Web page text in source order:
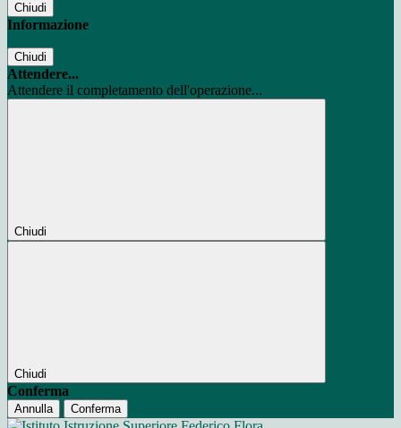
Chiudi
Informazione
Chiudi
Attendere...
Attendere il completamento dell'operazione...
Chiudi
Chiudi
Conferma
Annulla Conferma